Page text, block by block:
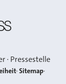
· Pressestelle
Sitemap